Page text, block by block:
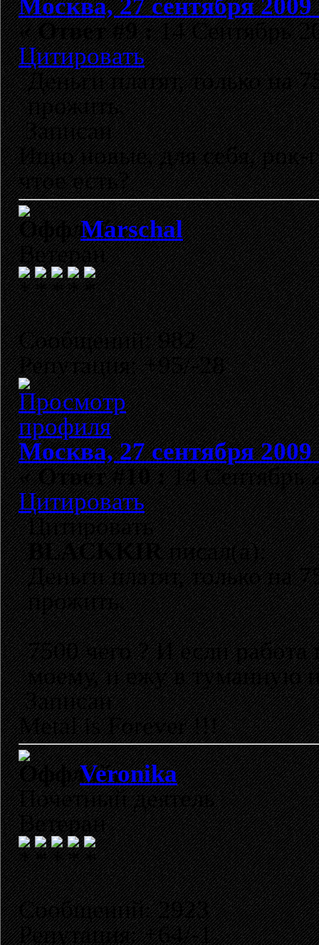
Москва, 27 сентября 2009
«Ответ #9 :14 Сентябрь
Цитировать
Деньги платят, только на
прожить.
Записан
Ищю новые, для себя, рок-
чтое есть?
Marschal
Ветеран
Сообщений: 982
Репутация: +95/-28
Москва, 27 сентября 2009
«Ответ #10 :14 Сентябрь
Цитировать
Цитировать
BLACKKIRписал(а):
Деньги платят, только на
прожить.
7500 чего ? И если
моему, и ежу в туманную
Записан
Metal is Forever !!!
Veronika
Почетный деятель
Ветеран
Сообщений: 2923
Репутация: +64/-1